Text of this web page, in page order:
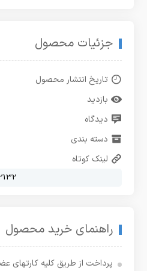
جزئیات محصول
تاریخ انتشار محصول
بازدید
دیدگاه
دسته بندی
لینک کوتاه
راهنمای خرید محصول
پرداخت از طریق کلیه کارتهای